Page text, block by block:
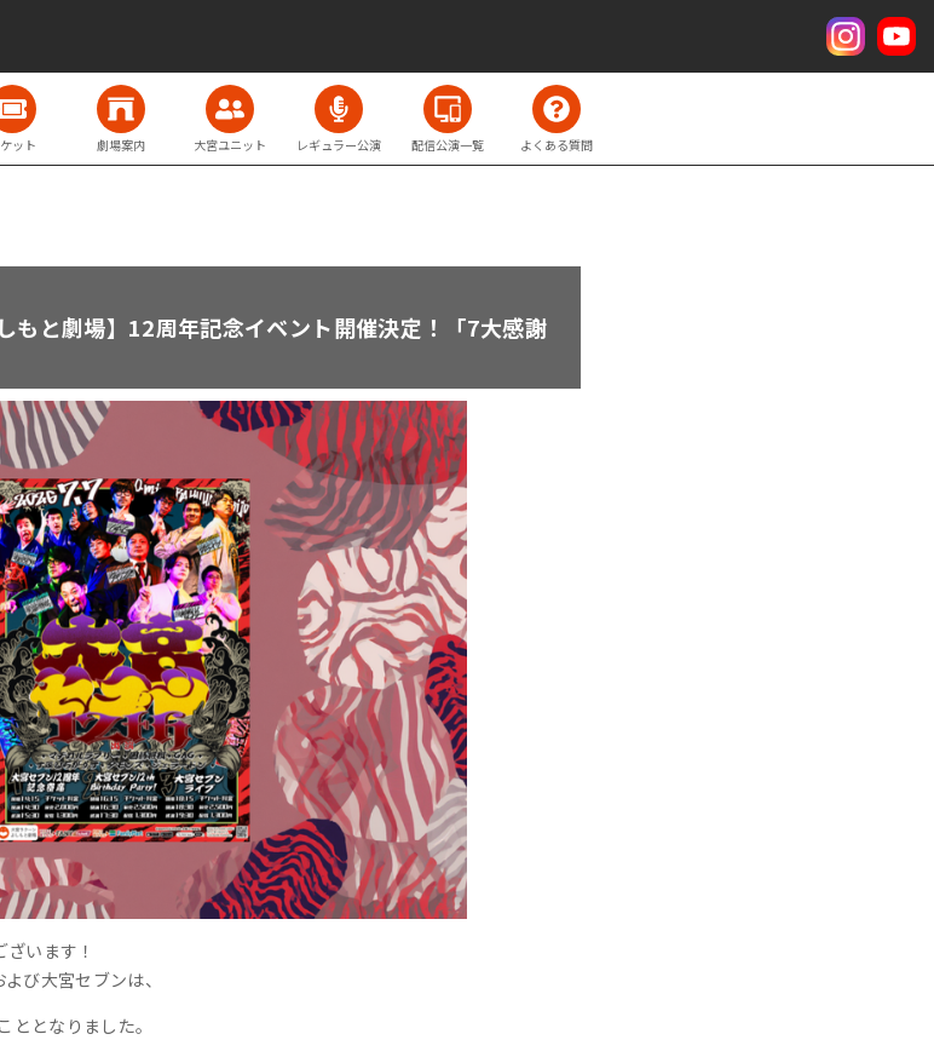
ット 劇場案内 大宮ユニット レギュラー公演 配信公演一覧 よくある質問
もと劇場】12周年記念イベント開催決定！「7大感謝
います！
び大宮セブンは、
ととなりました。